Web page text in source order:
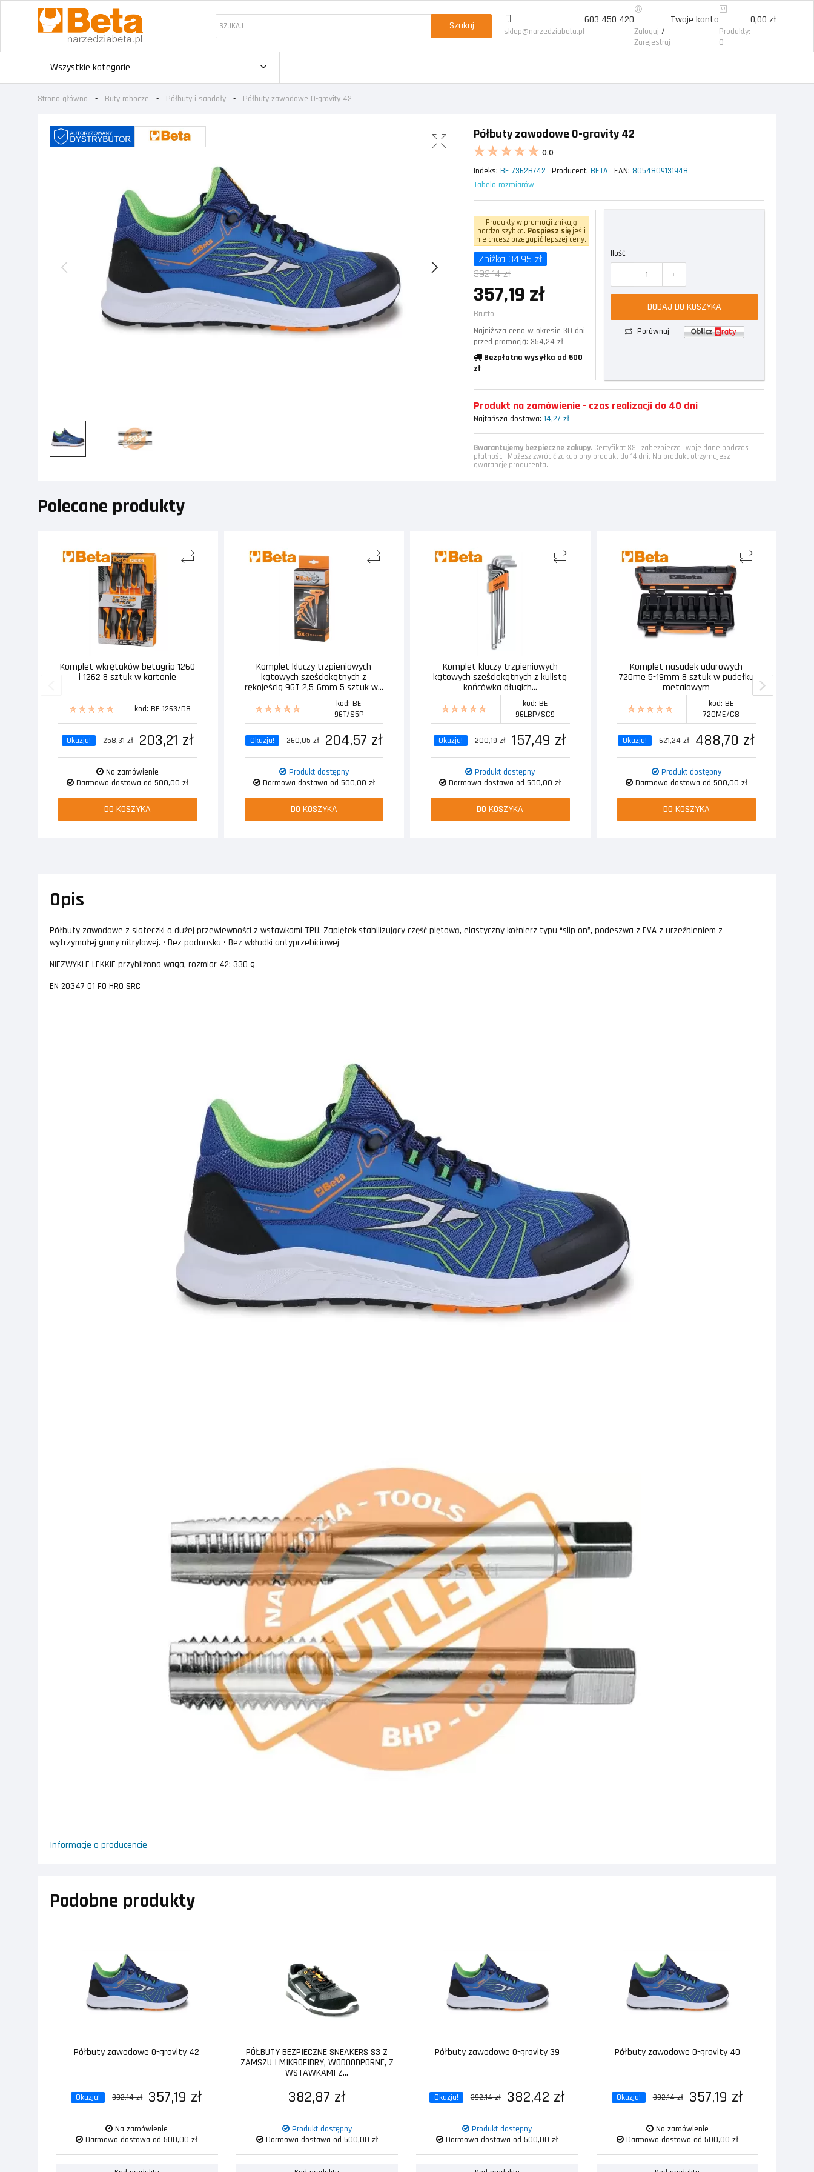
Szukaj 603 450 420
sklep@narzedziabeta.pl
Twoje konto
Zaloguj /
Zarejestruj
0,00 zł
Produkty:
0
Wszystkie kategorie
Strona główna Buty robocze Półbuty i sandały Półbuty zawodowe 0-gravity 42
Półbuty zawodowe 0-gravity 42
0.0
Indeks: BE 7362B/42 Producent: BETA EAN: 8054809131948
Tabela rozmiarów
Produkty w promocji znikają
bardzo szybko. Pospiesz sięjeśli
nie chcesz przegapić lepszej ceny.
Zniżka 34,95 zł
392,14 zł
357,19 zł
Brutto
Najniższa cena w okresie 30 dni
przed promocją: 354,24 zł
Bezpłatna wysyłka od 500
zł
Ilość
- +
DODAJ DO KOSZYKA
Porównaj
Produkt na zamówienie - czas realizacji do 40 dni
Najtańsza dostawa: 14,27 zł
Gwarantujemy bezpieczne zakupy.Certyfikat SSL zabezpiecza Twoje dane podczas
płatności. Możesz zwrócić zakupiony produkt do 14 dni. Na produkt otrzymujesz
gwarancję producenta.
Polecane produkty
Komplet wkrętaków betagrip 1260
i 1262 8 sztuk w kartonie
kod: BE 1263/D8
Okazja! 258,31 zł 203,21 zł
Na zamówienie
Darmowa dostawa od 500,00 zł
DO KOSZYKA
Komplet kluczy trzpieniowych
kątowych sześciokątnych z
rękojeścią 96T 2,5-6mm 5 sztuk w...
kod: BE
96T/S5P
Okazja! 260,05 zł 204,57 zł
Produkt dostępny
Darmowa dostawa od 500,00 zł
DO KOSZYKA
Komplet kluczy trzpieniowych
kątowych sześciokątnych z kulistą
końcówką długich...
kod: BE
96LBP/SC9
Okazja! 200,19 zł 157,49 zł
Produkt dostępny
Darmowa dostawa od 500,00 zł
DO KOSZYKA
Komplet nasadek udarowych
720me 5-19mm 8 sztuk w pudełku
metalowym
kod: BE
720ME/C8
Okazja! 621,24 zł 488,70 zł
Produkt dostępny
Darmowa dostawa od 500,00 zł
DO KOSZYKA
Opis
Półbuty zawodowe z siateczki o dużej przewiewności z wstawkami TPU. Zapiętek stabilizujący część piętową, elastyczny kołnierz typu “slip on”, podeszwa z EVA z urzeźbieniem z
wytrzymałej gumy nitrylowej. • Bez podnoska • Bez wkładki antyprzebiciowej
NIEZWYKLE LEKKIE przybliżona waga, rozmiar 42: 330 g
EN 20347 O1 FO HRO SRC
Informacje o producencie
Podobne produkty
Półbuty zawodowe 0-gravity 42
Okazja! 392,14 zł 357,19 zł
Na zamówienie
Darmowa dostawa od 500,00 zł
PÓŁBUTY BEZPIECZNE SNEAKERS S3 Z
ZAMSZU I MIKROFIBRY, WODOODPORNE, Z
WSTAWKAMI Z...
382,87 zł
Produkt dostępny
Darmowa dostawa od 500,00 zł
Półbuty zawodowe 0-gravity 39
Okazja! 392,14 zł 382,42 zł
Produkt dostępny
Darmowa dostawa od 500,00 zł
Półbuty zawodowe 0-gravity 40
Okazja! 392,14 zł 357,19 zł
Na zamówienie
Darmowa dostawa od 500,00 zł